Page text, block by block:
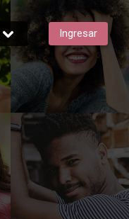
Ingresar